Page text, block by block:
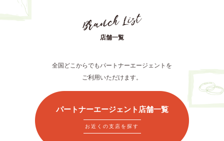
店舗一覧
全国どこからでもパートナーエージェントを
ご利用いただけます。
パートナーエージェント店舗一覧
お近くの支店を探す